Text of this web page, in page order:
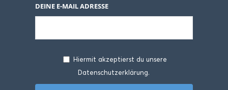
DEINE E-MAIL ADRESSE
Hiermit akzeptierst du unsere
Datenschutzerklärung.